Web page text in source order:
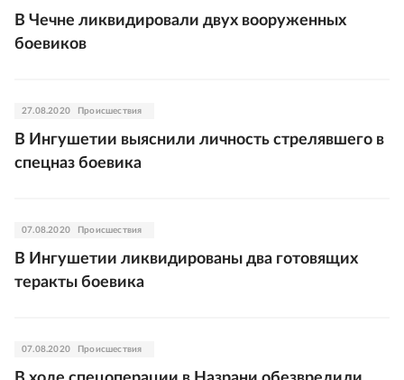
В Чечне ликвидировали двух вооруженных
боевиков
27.08.2020 Происшествия
В Ингушетии выяснили личность стрелявшего в
спецназ боевика
07.08.2020 Происшествия
В Ингушетии ликвидированы два готовящих
теракты боевика
07.08.2020 Происшествия